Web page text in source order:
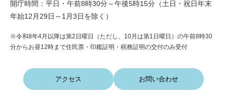
開庁時間：平日・午前8時30分～午後5時15分（土日・祝日年末
年始12月29日～1月3日を除く）
※令和8年4月以降は第2日曜日（ただし、10月は第1日曜日）の午前8時30
分からお昼12時まで住民票・印鑑証明・税務証明の交付のみ受付
アクセス お問い合わせ